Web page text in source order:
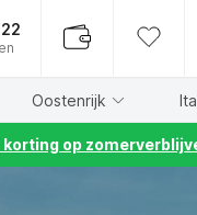
Oostenrijk
korting op